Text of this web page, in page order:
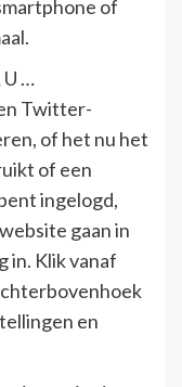
of
U …
Twitter-
of het nu het
of een
ingelogd,
gaan in
in. Klik vanaf
en